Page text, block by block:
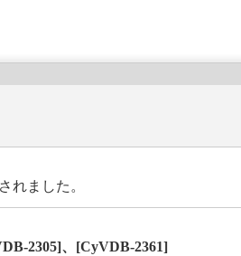
れました。
2305]、[CyVDB-2361]